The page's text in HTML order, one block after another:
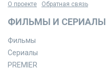
О проекте
Обратная связь
ФИЛЬМЫ И СЕРИАЛЫ
Фильмы
Сериалы
PREMIER